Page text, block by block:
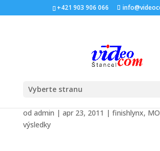
+421 903 906 066
Vyberte stranu
adria cup 2011
od admin | apr 23, 2011 | finishlynx,
výsledky